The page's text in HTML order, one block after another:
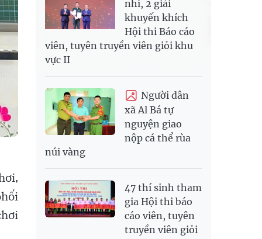
nhì, 2 giải
khuyến khích
Hội thi Báo cáo
viên, tuyên truyền viên giỏi khu
vực II
Người dân
xã Al Bá tự
nguyện giao
nộp cá thể rùa
núi vàng
47 thí sinh tham
gia Hội thi báo
cáo viên, tuyên
truyền viên giỏi